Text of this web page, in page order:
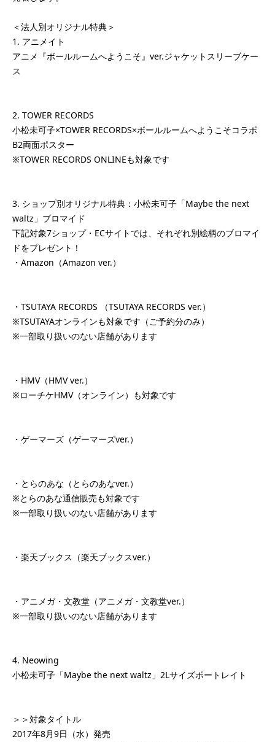
＜法人別オリジナル特典＞
1. アニメイト
アニメ『ボールルームへようこそ』ver.ジャケットスリーブケー
ス
2. TOWER RECORDS
小松未可子×TOWER RECORDS×ボールルームへようこそコラボ
B2両面ポスター
※TOWER RECORDS ONLINEも対象です
3. ショップ別オリジナル特典：小松未可子「Maybe the next
waltz」ブロマイド
下記対象7ショップ・ECサイトでは、それぞれ別絵柄のブロマイ
ドをプレゼント！
・Amazon（Amazon ver.）
・TSUTAYA RECORDS （TSUTAYA RECORDS ver.）
※TSUTAYAオンラインも対象です（ご予約分のみ）
※一部取り扱いのない店舗があります
・HMV（HMV ver.）
※ローチケHMV（オンライン）も対象です
・ゲーマーズ（ゲーマーズver.）
・とらのあな（とらのあなver.）
※とらのあな通信販売も対象です
※一部取り扱いのない店舗があります
・楽天ブックス（楽天ブックスver.）
・アニメガ・文教堂（アニメガ・文教堂ver.）
※一部取り扱いのない店舗があります
4. Neowing
小松未可子「Maybe the next waltz」2Lサイズポートレイト
＞＞対象タイトル
2017年8月9日（水）発売